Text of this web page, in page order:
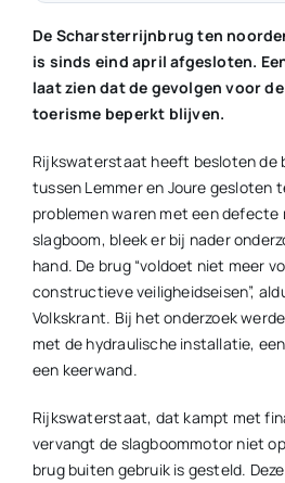
De Scharsterrijnbrug ten
is sinds eind april afgesloten.
laat zien dat de gevolgen voor
toerisme beperkt blijven.
Rijkswaterstaat heeft besloten de
tussen Lemmer en Joure gesloten
problemen waren met een defecte
slagboom, bleek er bij nader
hand. De brug “voldoet niet meer
constructieve veiligheidseisen”,
Volkskrant. Bij het onderzoek
met de hydraulische installatie,
een keerwand.
Rijkswaterstaat, dat kampt met
vervangt de slagboommotor niet
brug buiten gebruik is gesteld.